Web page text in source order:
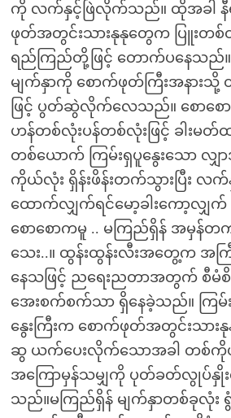
ကို လက်နှင့်ဖြဲလိုက်သည်။ ထိုအခါ နီ
ဖုတ်အတွင်းသားနုနုတွေက ပြူးတ
ရည်ကြည်တို့ဖြင့် တောက်ပနေသည်
မျက်နှာကို စောက်ဖုတ်ကြီးအနားသို့ တို
ဖြင့် ပွတ်ဆွဲလိုက်လေသည်။ စောစေ
ဟန်တစ်လုံးပန်တစ်လုံးဖြင့် ခါးမတ်
တစ်ယောက် ကြမ်းရှပူနွေးသော လျှ
ကိုယ်လုံး ရှိန်းဖိန်းတက်သွားပြီး
ထောက်လျှက်ရင်မော့ခါးကော့လျှ
စောစောကမူ .. မကြည်ရှိန် အမှန်
သေး..။ ထွန်းထွန်းလီးအတွေ့က အက
နေသဖြင့် ညရေးညတာအတွက် စီမံ
အေးစက်စက်သာ ရှိနေခဲ့သည်။ ကြမ်းရှ
နွေးကြီးက စောက်ဖုတ်အတွင်းသာ
ဆွ ယက်ပေးလိုက်သောအခါ တစ်ကို
အကြောမှန်သမျှကို ပုတ်ခတ်လွုပ်နှို
သည်။မကြည်ရှိန် မျက်နှာတစ်ခုလုံး ရွုံ့